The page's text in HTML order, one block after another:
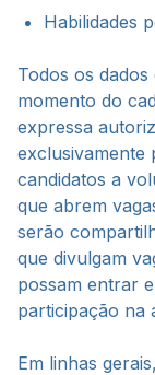
Habilidades
Todos os
momento do
expressa
exclusivamente
candidatos a
que abrem
serão
que divulgam
possam entrar
participação na
Em linhas